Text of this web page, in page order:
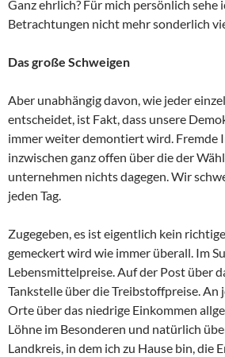
Ganz ehrlich? Für mich persönlich sehe
Betrachtungen nicht mehr sonderlich
Das große Schweigen
Aber unabhängig davon, wie jeder
entscheidet, ist Fakt, dass unsere
immer weiter demontiert wird. Fremde
inzwischen ganz offen über die der
unternehmen nichts dagegen. Wir
jeden Tag.
Zugegeben, es ist eigentlich kein
gemeckert wird wie immer überall. Im
Lebensmittelpreise. Auf der Post über
Tankstelle über die Treibstoffpreise. An
Orte über das niedrige Einkommen
Löhne im Besonderen und natürlich
Landkreis, in dem ich zu Hause bin, die